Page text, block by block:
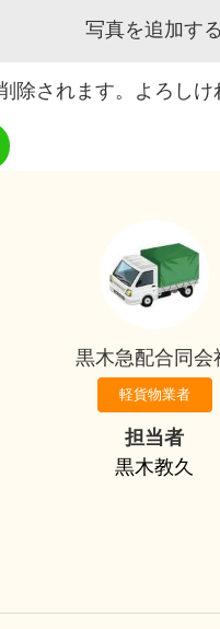
写真を追加する
除されます。よろしけ
黒木急配合同会
軽貨物業者
担当者
黒木教久